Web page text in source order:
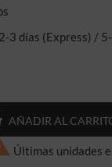
3 días (Express) /
AÑADIR AL
Últimas unidades